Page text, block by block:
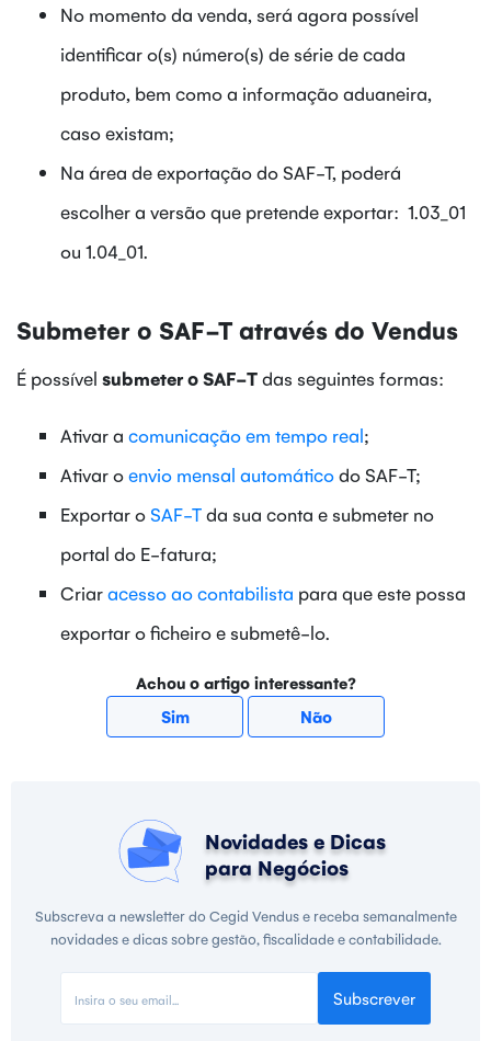
No momento da venda, será agora possível
identificar o(s) número(s) de série de cada
produto, bem como a informação aduaneira,
caso existam;
Na área de exportação do SAF-T, poderá
escolher a versão que pretende exportar: 1.03_01
ou 1.04_01.
Submeter o SAF-T através do Vendus
É possível submeter o SAF-Tdas seguintes formas:
Ativar a comunicação em tempo real;
Ativar oenvio mensal automáticodo SAF-T;
Exportar oSAF-Tda sua conta e submeter no
portal do E-fatura;
Criaracesso ao contabilista para que este possa
exportar o ficheiro e submetê-lo.
Achou o artigo interessante?
Sim
Não
Novidades e Dicas
para Negócios
Subscreva a newsletter do Cegid Vendus e receba semanalmente
novidades e dicas sobre gestão, fiscalidade e contabilidade.
Subscrever